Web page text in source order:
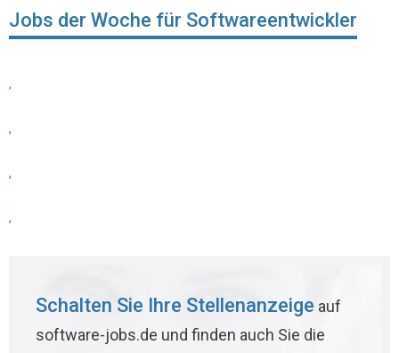
Jobs der Woche für Softwareentwickler
,
,
,
,
Schalten Sie Ihre Stellenanzeige auf
software-jobs.de und finden auch Sie die